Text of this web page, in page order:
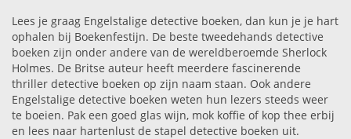
Lees je graag Engelstalige detective boeken, dan kun je je hart
ophalen bij Boekenfestijn. De beste tweedehands detective
boeken zijn onder andere van de wereldberoemde Sherlock
Holmes. De Britse auteur heeft meerdere fascinerende
thriller detective boeken op zijn naam staan. Ook andere
Engelstalige detective boeken weten hun lezers steeds weer
te boeien. Pak een goed glas wijn, mok koffie of kop thee erbij
en lees naar hartenlust de stapel detective boeken uit.